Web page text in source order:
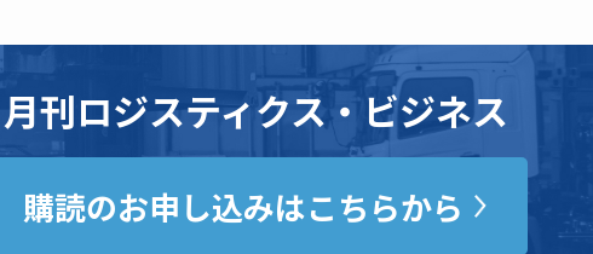
月刊ロジスティクス・ビジネス
購読のお申し込みはこちらから